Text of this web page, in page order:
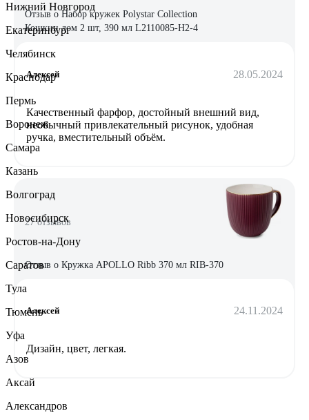
Отзыв о Набор кружек Polystar Collection
Кошкин дом 2 шт, 390 мл L2110085-Н2-4
Алексей 28.05.2024
Качественный фарфор, достойный внешний вид,
необычный привлекательный рисунок, удобная
ручка, вместительный объём.
27 отзывов
Отзыв о Кружка APOLLO Ribb 370 мл RIB-370
Алексей 24.11.2024
Дизайн, цвет, легкая.
Нижний Новгород
Екатеринбург
Челябинск
Краснодар
Пермь
Воронеж
Самара
Казань
Волгоград
Новосибирск
Ростов-на-Дону
Саратов
Тула
Тюмень
Уфа
Азов
Аксай
Александров